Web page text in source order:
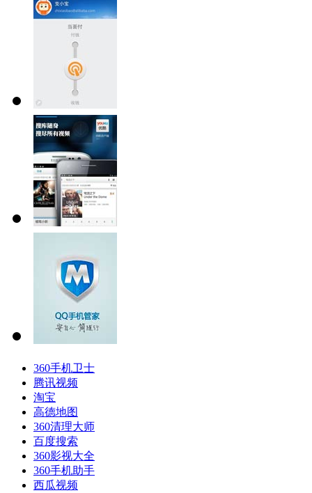
360手机卫士
腾讯视频
淘宝
高德地图
360清理大师
百度搜索
360影视大全
360手机助手
西瓜视频